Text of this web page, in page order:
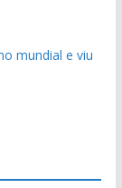
mundial e viu